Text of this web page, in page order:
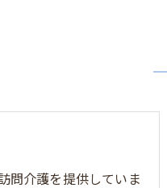
問介護を提供していま